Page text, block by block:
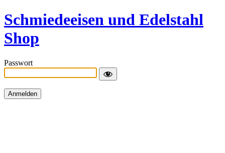
Schmiedeeisen und Edelstahl
Shop
Passwort